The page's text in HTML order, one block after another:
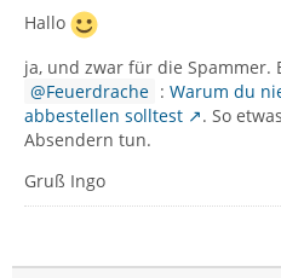
Hallo
ja, und zwar für die Spammer.
Feuerdrache : Warum du
abbestellen solltest
. So
Absendern tun.
Gruß Ingo